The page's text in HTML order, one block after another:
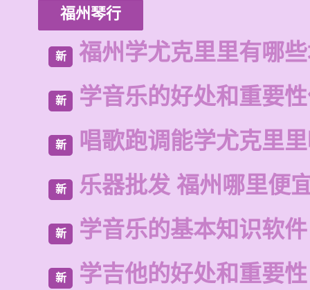
福州琴行
新 福州学尤克里里有哪
新 学音乐的好处和重要
新 唱歌跑调能学尤克里
新 乐器批发 福州哪里便
新 学音乐的基本知识软件
新 学吉他的好处和重要性